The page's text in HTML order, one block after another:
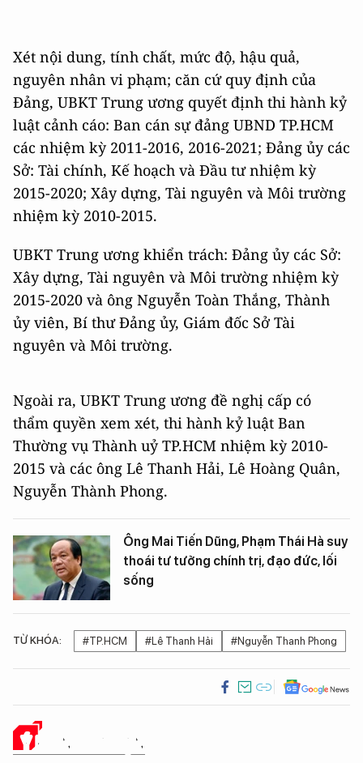
Xét nội dung, tính chất, mức độ, hậu quả,
nguyên nhân vi phạm; căn cứ quy định của
Đảng, UBKT Trung ương quyết định thi hành kỷ
luật cảnh cáo: Ban cán sự đảng UBND TP.HCM
các nhiệm kỳ 2011-2016, 2016-2021; Đảng ủy các
Sở: Tài chính, Kế hoạch và Đầu tư nhiệm kỳ
2015-2020; Xây dựng, Tài nguyên và Môi trường
nhiệm kỳ 2010-2015.
UBKT Trung ương khiển trách: Đảng ủy các Sở:
Xây dựng, Tài nguyên và Môi trường nhiệm kỳ
2015-2020 và ông Nguyễn Toàn Thắng, Thành
ủy viên, Bí thư Đảng ủy, Giám đốc Sở Tài
nguyên và Môi trường.
Ngoài ra, UBKT Trung ương đề nghị cấp có
thẩm quyền xem xét, thi hành kỷ luật Ban
Thường vụ Thành uỷ TP.HCM nhiệm kỳ 2010-
2015 và các ông Lê Thanh Hải, Lê Hoàng Quân,
Nguyễn Thành Phong.
Ông Mai Tiến Dũng, Phạm Thái Hà suy
thoái tư tưởng chính trị, đạo đức, lối
sống
TỪ KHÓA: #TP.HCM #Lê Thanh Hải #Nguyễn Thanh Phong
Ý KIẾN CỦA BẠN